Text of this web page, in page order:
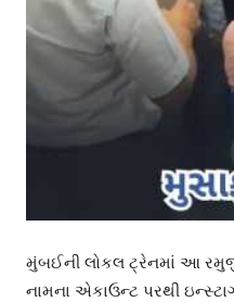
મુંબઈની લોકલ ટ્રેનમાં આ
નામના એકાઉન્ટ પરથી